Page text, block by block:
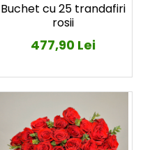
Buchet cu 25 trandafiri
rosii
477,90 Lei